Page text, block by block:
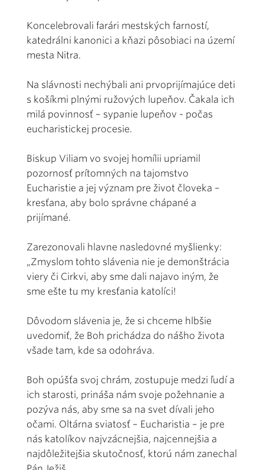
Koncelebrovali farári mestských farností,
katedrálni kanonici a kňazi pôsobiaci na území
mesta Nitra.
Na slávnosti nechýbali ani prvoprijímajúce deti
s košíkmi plnými ružových lupeňov. Čakala ich
milá povinnosť – sypanie lupeňov - počas
eucharistickej procesie.
Biskup Viliam vo svojej homílii upriamil
pozornosť prítomných na tajomstvo
Eucharistie a jej význam pre život človeka –
kresťana, aby bolo správne chápané a
prijímané.
Zarezonovali hlavne nasledovné myšlienky:
„Zmyslom tohto slávenia nie je demonštrácia
viery či Cirkvi, aby sme dali najavo iným, že
sme ešte tu my kresťania katolíci!
Dôvodom slávenia je, že si chceme hlbšie
uvedomiť, že Boh prichádza do nášho života
všade tam, kde sa odohráva.
Boh opúšťa svoj chrám, zostupuje medzi ľudí a
ich starosti, prináša nám svoje požehnanie a
pozýva nás, aby sme sa na svet dívali jeho
očami. Oltárna sviatosť – Eucharistia – je pre
nás katolíkov najvzácnejšia, najcennejšia a
najdôležitejšia skutočnosť, ktorú nám zanechal